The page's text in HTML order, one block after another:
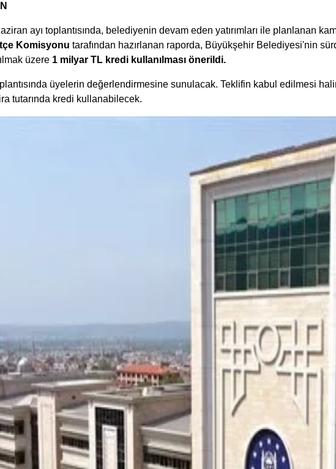
ayı toplantısında, belediyenin devam eden yatırımları ile planlanan
Komisyonu tarafından hazırlanan raporda, Büyükşehir Belediyesi'nin
üzere 1 milyar TL kredi kullanılması önerildi.
üyelerin değerlendirmesine sunulacak. Teklifin kabul edilmesi
tutarında kredi kullanabilecek.